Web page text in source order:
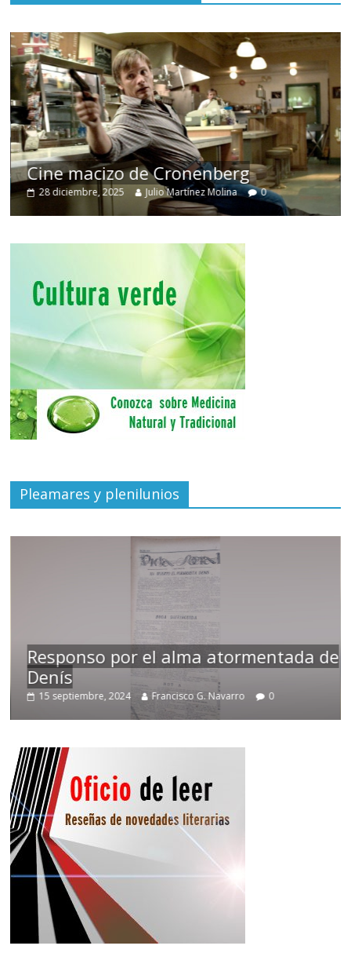
Cine macizo de Cronenberg
28 diciembre, 2025 Julio Martínez Molina 0
Pleamares y plenilunios
Responso por el alma atormentada de
Denís
15 septiembre, 2024 Francisco G. Navarro 0